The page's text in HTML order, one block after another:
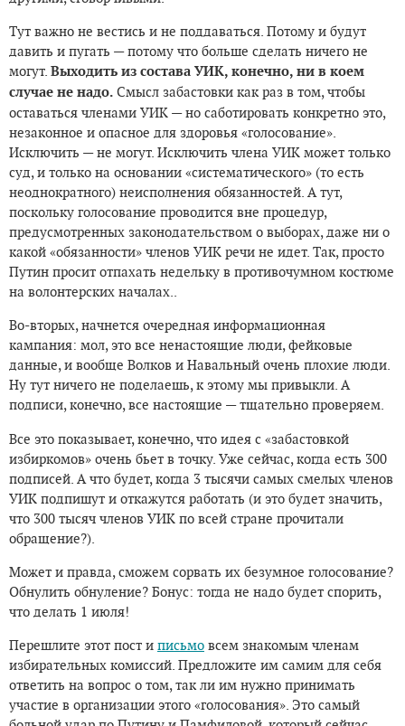
Тут важно не вестись и не поддаваться. Потому и будут
давить и пугать — потому что больше сделать ничего не
могут. Выходить из состава УИК, конечно, ни в коем
случае не надо. Смысл забастовки как раз в том, чтобы
оставаться членами УИК — но саботировать конкретно это,
незаконное и опасное для здоровья «голосование».
Исключить — не могут. Исключить члена УИК может только
суд, и только на основании «систематического» (то есть
неоднократного) неисполнения обязанностей. А тут,
поскольку голосование проводится вне процедур,
предусмотренных законодательством о выборах, даже ни о
какой «обязанности» членов УИК речи не идет. Так, просто
Путин просит отпахать недельку в противочумном костюме
на волонтерских началах..
Во-вторых, начнется очередная информационная
кампания: мол, это все ненастоящие люди, фейковые
данные, и вообще Волков и Навальный очень плохие люди.
Ну тут ничего не поделаешь, к этому мы привыкли. А
подписи, конечно, все настоящие — тщательно проверяем.
Все это показывает, конечно, что идея с «забастовкой
избиркомов» очень бьет в точку. Уже сейчас, когда есть 300
подписей. А что будет, когда 3 тысячи самых смелых членов
УИК подпишут и откажутся работать (и это будет значить,
что 300 тысяч членов УИК по всей стране прочитали
обращение?).
Может и правда, сможем сорвать их безумное голосование?
Обнулить обнуление? Бонус: тогда не надо будет спорить,
что делать 1 июля!
Перешлите этот пост и письмо всем знакомым членам
избирательных комиссий. Предложите им самим для себя
ответить на вопрос о том, так ли им нужно принимать
участие в организации этого «голосования». Это самый